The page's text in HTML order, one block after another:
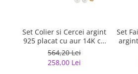
Bijuterii argint cu diverse
Bijuterii argint cu murano
Bijuterii gotice si rock
Bijuterii Handmade
Bijuterii fantezie
Set Colier si Cercei argint
925 placat cu aur 14K cu
perle naturale
564,20 Lei
258,00 Lei
Set